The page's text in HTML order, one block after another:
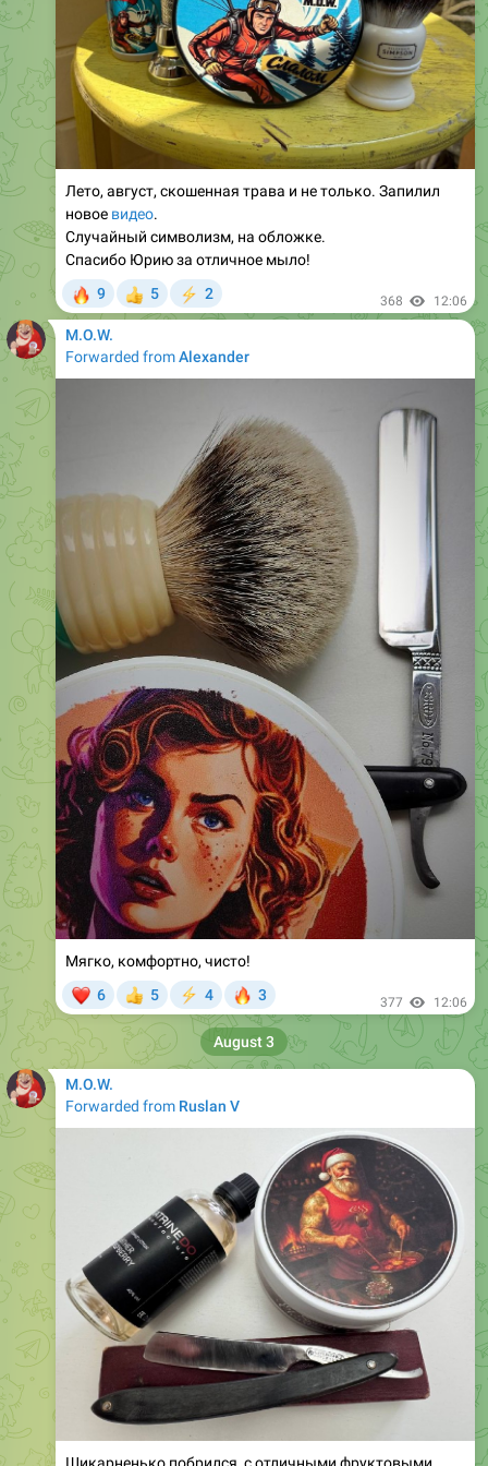
Лето, август, скошенная трава и не только. Запилил
новое видео.
Случайный символизм, на обложке.
Спасибо Юрию за отличное мыло!
9 5
⚡
2 368 12:06
M.O.W.
Forwarded fromAlexander
Мягко, комфортно, чисто!
6 5
⚡
4
🔥
3 377 12:06
M.O.W.
Forwarded from Ruslan V
Шикарненько побрился, с отличными фруктовыми
August 3